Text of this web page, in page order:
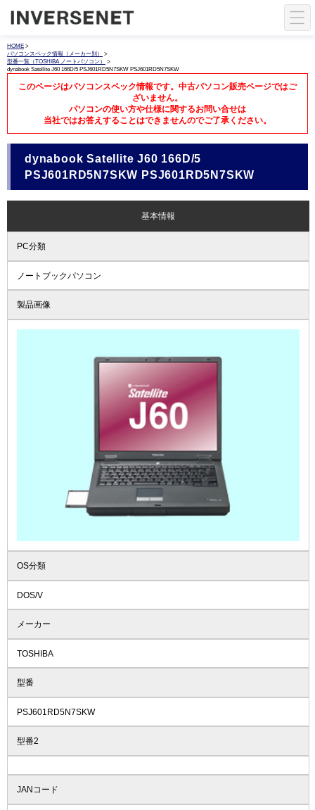
HOME >
パソコンスペック情報（メーカー別）
>
型番一覧（TOSHIBA ノートパソコン）
>
dynabook Satellite J60 166D/5 PSJ601RD5N7SKW PSJ601RD5N7SKW
このページはパソコンスペック情報です。中古パソコン販売ページではご
ざいません。
パソコンの使い方や仕様に関するお問い合せは
当社ではお答えすることはできませんのでご了承ください。
dynabook Satellite J60 166D/5
PSJ601RD5N7SKW PSJ601RD5N7SKW
基本情報
PC分類
ノートブックパソコン
製品画像
OS分類
DOS/V
メーカー
TOSHIBA
型番
PSJ601RD5N7SKW
型番2
JANコード